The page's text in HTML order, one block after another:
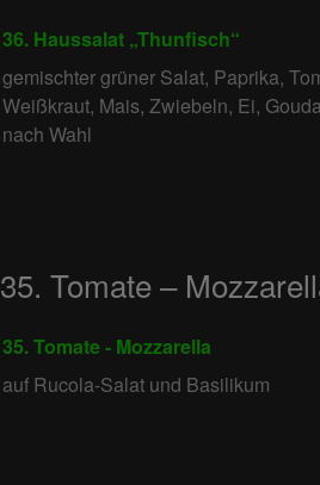
36. Haussalat „Thunfisch“
gemischter grüner Salat, Paprika,
Weißkraut, Mais, Zwiebeln, Ei,
nach Wahl
35. Tomate –
35. Tomate - Mozzarella
auf Rucola-Salat und Basilikum